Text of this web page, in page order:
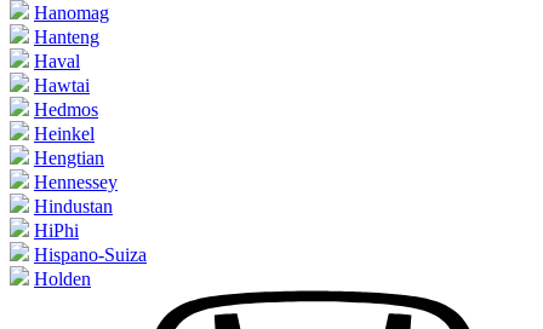
Hanomag
Hanteng
Haval
Hawtai
Hedmos
Heinkel
Hengtian
Hennessey
Hindustan
HiPhi
Hispano-Suiza
Holden